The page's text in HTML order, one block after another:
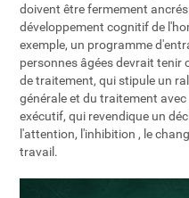
doivent être fermement
développement cognitif de
exemple, un programme
personnes âgées devrait tenir
de traitement, qui stipule un
générale et du traitement
exécutif, qui revendique un
l'attention, l'inhibition , le
travail.